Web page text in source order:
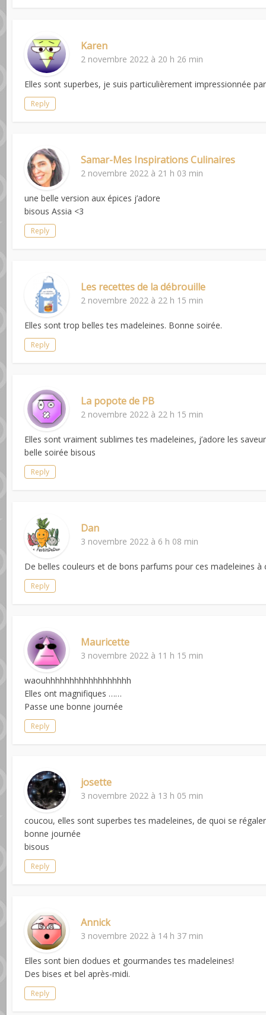
Karen
2 novembre 2022 à 20 h 26 min
Elles sont superbes, je suis particulièrement impressionnée
Reply
Samar-Mes Inspirations Culinaires
2 novembre 2022 à 21 h 03 min
une belle version aux épices j’adore
bisous Assia <3
Reply
Les recettes de la débrouille
2 novembre 2022 à 22 h 15 min
Elles sont trop belles tes madeleines. Bonne soirée.
Reply
La popote de PB
2 novembre 2022 à 22 h 15 min
Elles sont vraiment sublimes tes madeleines, j’adore les
belle soirée bisous
Reply
Dan
3 novembre 2022 à 6 h 08 min
De belles couleurs et de bons parfums pour ces madeleines à
Reply
Mauricette
3 novembre 2022 à 11 h 15 min
waouhhhhhhhhhhhhhhhhhh
Elles ont magnifiques ……
Passe une bonne journée
Reply
josette
3 novembre 2022 à 13 h 05 min
coucou, elles sont superbes tes madeleines, de quoi se
bonne journée
bisous
Reply
Annick
3 novembre 2022 à 14 h 37 min
Elles sont bien dodues et gourmandes tes madeleines!
Des bises et bel après-midi.
Reply